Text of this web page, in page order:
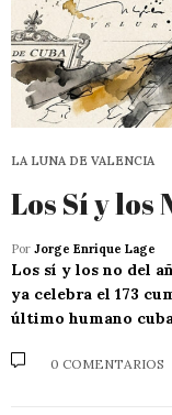
LA LUNA DE VALENCIA
Los Sí y los
Por Jorge Enrique Lage
Los sí y los no del
ya celebra el 173
último humano
0 COMENTARIOS